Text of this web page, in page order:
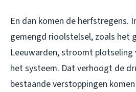
En dan komen de herfstregens.
gemengd rioolstelsel, zoals het
Leeuwarden, stroomt
het systeem. Dat verhoogt de
bestaande verstoppingen